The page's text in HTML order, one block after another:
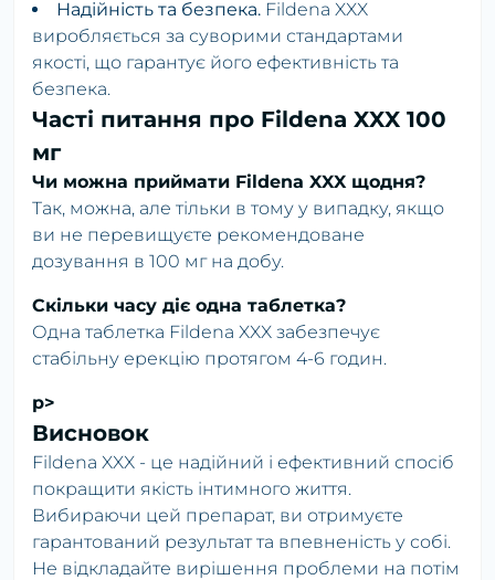
Надійність та безпека. Fildena XXX
виробляється за суворими стандартами
якості, що гарантує його ефективність та
безпека.
Часті питання про Fildena XXX 100
мг
Чи можна приймати Fildena XXX щодня?
Так, можна, але тільки в тому у випадку, якщо
ви не перевищуєте рекомендоване
дозування в 100 мг на добу.
Скільки часу діє одна таблетка?
Одна таблетка Fildena XXX забезпечує
стабільну ерекцію протягом 4-6 годин.
p>
Висновок
Fildena XXX - це надійний і ефективний спосіб
покращити якість інтимного життя.
Вибираючи цей препарат, ви отримуєте
гарантований результат та впевненість у собі.
Не відкладайте вирішення проблеми на потім